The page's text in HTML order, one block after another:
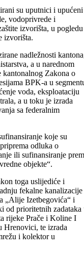
poduzetništvo,
istaknuto, usklađene sa
strategije razvoja
za zaštitu okoliša
godine u upravnom
(saglasnosti i
za korišćenje voda, za
i telefonskog
i ispuštanje otpadnih
o vodoprivrednoj
rješavanje statusa
su uputnici i upućeni
vodoprivrede i
izvorišta.
nadležnosti
a u narednom
kantonalnog Zakona o
BPK-a u
voda, eksploataciju
a u toku je izrada